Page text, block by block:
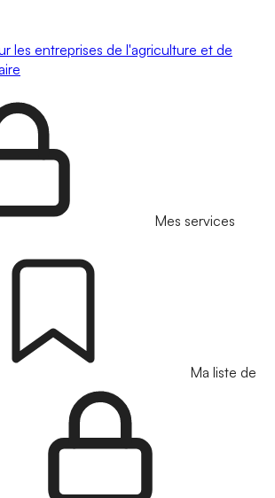
les entreprises de l'agriculture et de
Mes services
Ma liste de